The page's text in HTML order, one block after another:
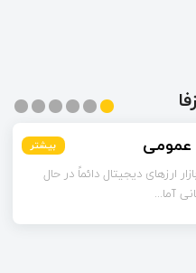
بیشتر
بیشتر
مربوط به سال‌های گذشته است.
بیشتر
بیشتر
بیشتر
بیشتر